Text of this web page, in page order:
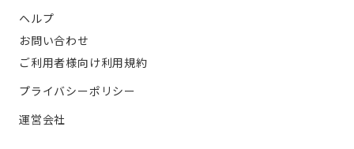
ヘルプ
お問い合わせ
ご利用者様向け利用規約
プライバシーポリシー
運営会社